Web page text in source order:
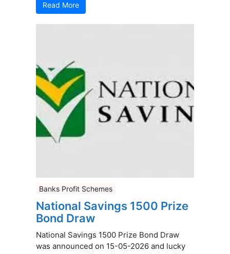
Read More
Banks Profit Schemes
National Savings 1500 Prize
Bond Draw
National Savings 1500 Prize Bond Draw
was announced on 15-05-2026 and lucky